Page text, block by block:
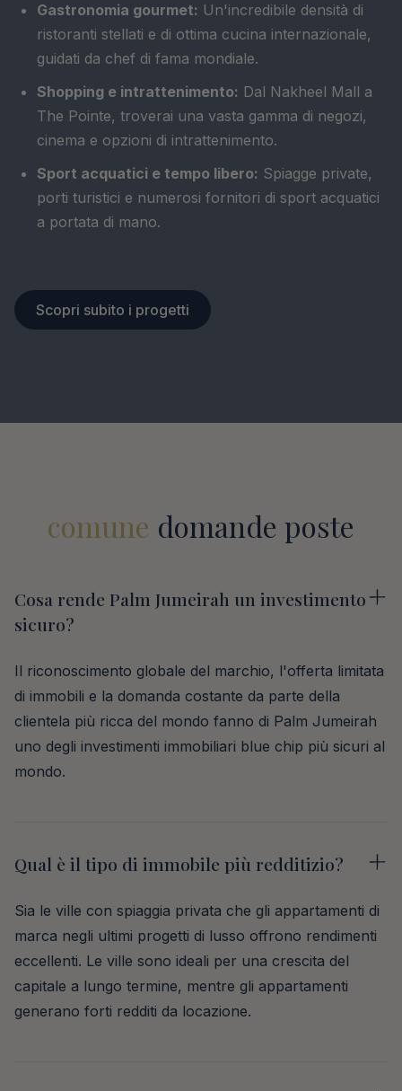
Gastronomia gourmet: Un'incredibile densità di
ristoranti stellati e di ottima cucina internazionale,
guidati da chef di fama mondiale.
Shopping e intrattenimento: Dal Nakheel Mall a
The Pointe, troverai una vasta gamma di negozi,
cinema e opzioni di intrattenimento.
Sport acquatici e tempo libero: Spiagge private,
porti turistici e numerosi fornitori di sport acquatici
a portata di mano.
Scopri subito i progetti
comune domande poste
Cosa rende Palm Jumeirah un investimento
sicuro?
Il riconoscimento globale del marchio, l'offerta limitata
di immobili e la domanda costante da parte della
clientela più ricca del mondo fanno di Palm Jumeirah
uno degli investimenti immobiliari blue chip più sicuri al
mondo.
Qual è il tipo di immobile più redditizio?
Sia le ville con spiaggia privata che gli appartamenti di
marca negli ultimi progetti di lusso offrono rendimenti
eccellenti. Le ville sono ideali per una crescita del
capitale a lungo termine, mentre gli appartamenti
generano forti redditi da locazione.